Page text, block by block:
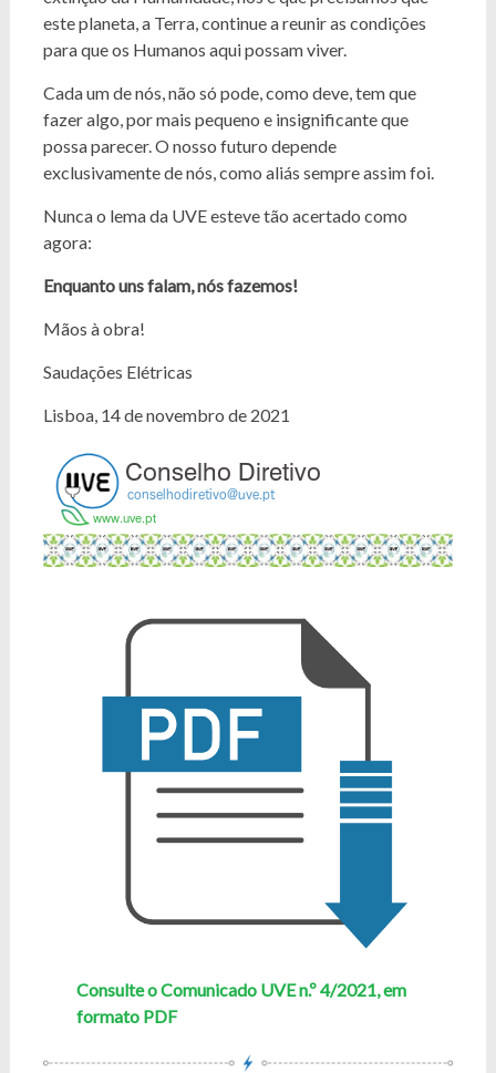
este planeta, a Terra, continue a reunir as condições
para que os Humanos aqui possam viver.
Cada um de nós, não só pode, como deve, tem que
fazer algo, por mais pequeno e insignificante que
possa parecer. O nosso futuro depende
exclusivamente de nós, como aliás sempre assim foi.
Nunca o lema da UVE esteve tão acertado como
agora:
Enquanto uns falam, nós fazemos!
Mãos à obra!
Saudações Elétricas
Lisboa, 14 de novembro de 2021
Consulte o Comunicado UVE n.º 4/2021, em
formato PDF